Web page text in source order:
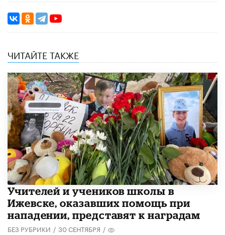
ЧИТАЙТЕ ТАКЖЕ
​Учителей и учеников школы в
Ижевске, оказавших помощь при
нападении, представят к наградам
БЕЗ РУБРИКИ / 30 СЕНТЯБРЯ /